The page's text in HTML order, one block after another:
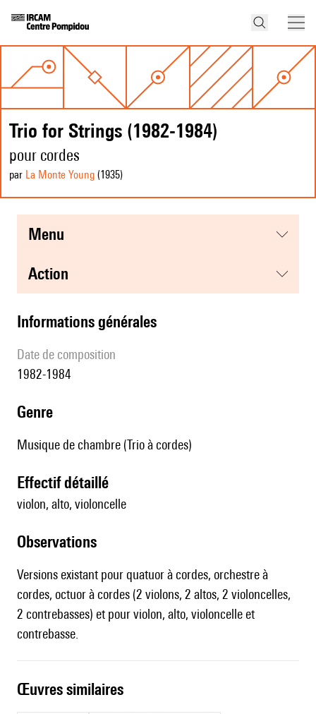
Trio for Strings (1982-1984)
pour cordes
par La Monte Young (1935)
menu
action
informations générales
date de composition
1982-1984
genre
Musique de chambre (Trio à cordes)
effectif détaillé
violon, alto, violoncelle
observations
Versions existant pour quatuor à cordes, orchestre à
cordes, octuor à cordes (2 violons, 2 altos, 2 violoncelles,
2 contrebasses) et pour violon, alto, violoncelle et
contrebasse.
œuvres similaires